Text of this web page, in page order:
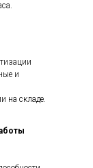
и
на складе.